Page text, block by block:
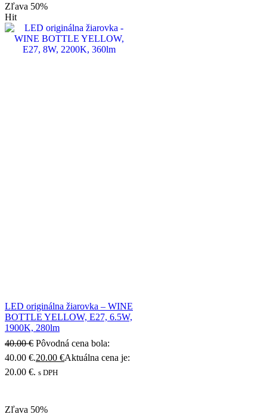
Zľava 50%
Hit
LED originálna žiarovka – WINE
BOTTLE YELLOW, E27, 6.5W,
1900K, 280lm
40.00€ Pôvodná cena bola:
40.00 €.20.00 €Aktuálna cena je:
20.00 €. s DPH
Zľava 50%